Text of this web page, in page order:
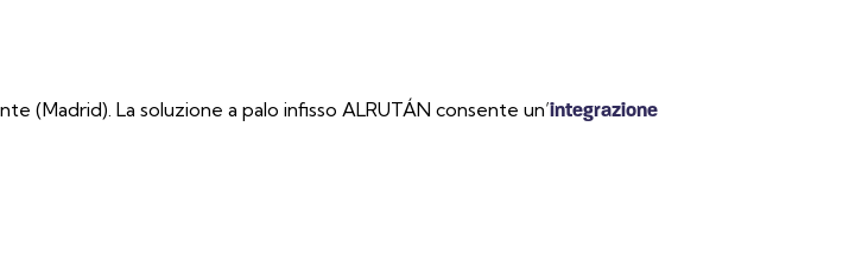
(Madrid). La soluzione a palo infisso ALRUTÁN consente un’integrazione